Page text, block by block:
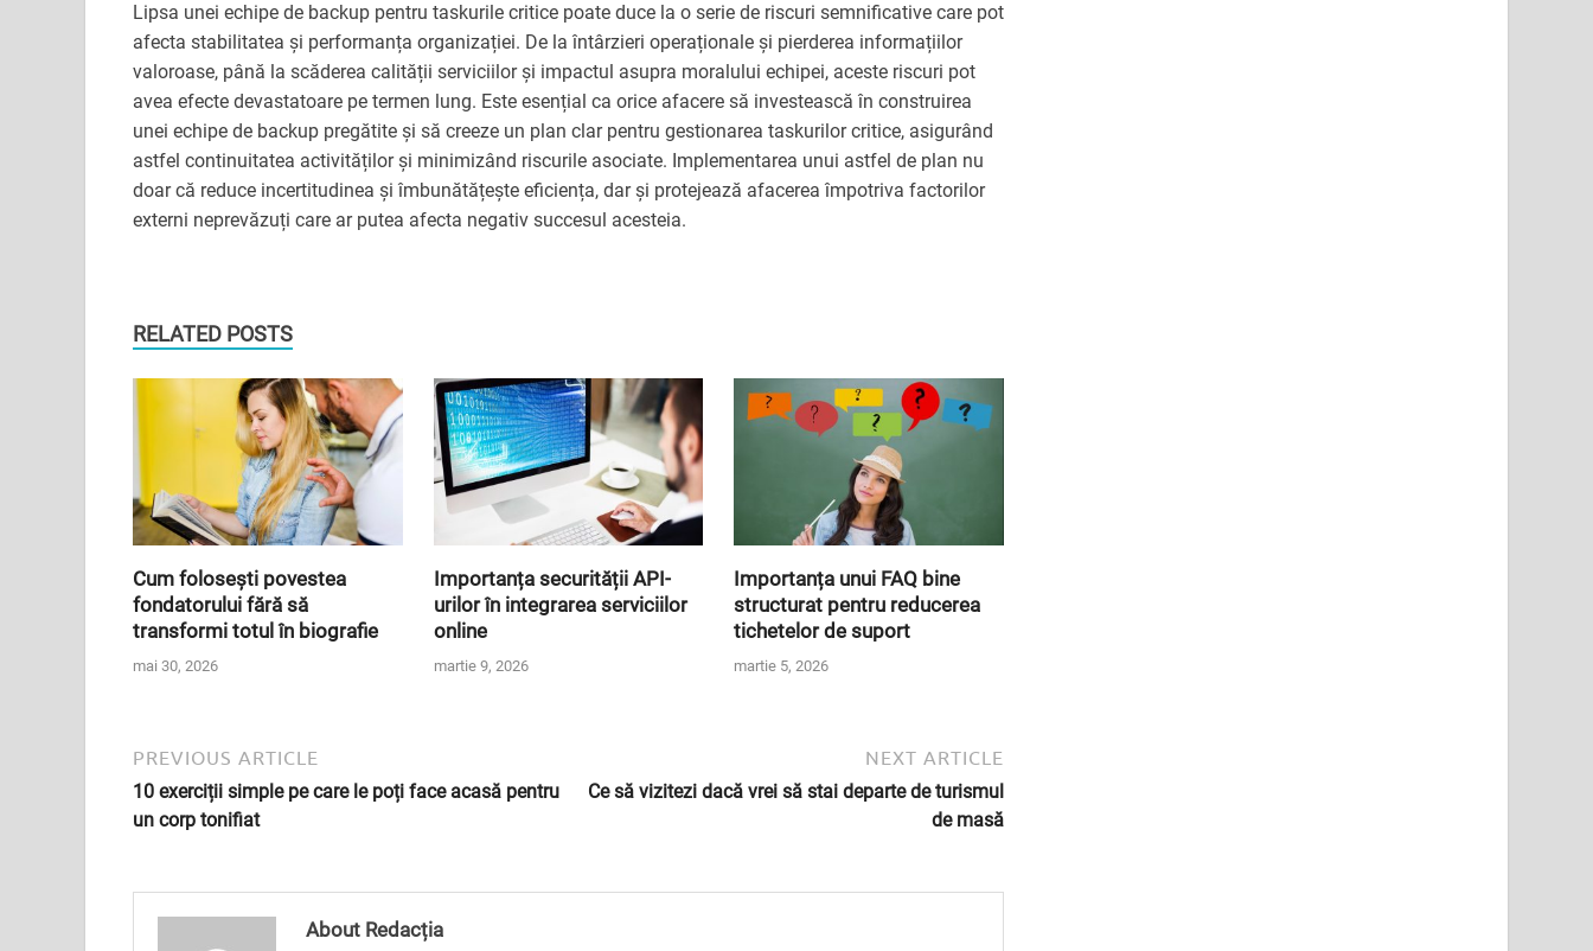
Lipsa unei echipe de backup pentru taskurile critice poate duce la o serie de riscuri semnificative care pot
afecta stabilitatea și performanța organizației. De la întârzieri operaționale și pierderea informațiilor
valoroase, până la scăderea calității serviciilor și impactul asupra moralului echipei, aceste riscuri pot
avea efecte devastatoare pe termen lung. Este esențial ca orice afacere să investească în construirea
unei echipe de backup pregătite și să creeze un plan clar pentru gestionarea taskurilor critice, asigurând
astfel continuitatea activităților și minimizând riscurile asociate. Implementarea unui astfel de plan nu
doar că reduce incertitudinea și îmbunătățește eficiența, dar și protejează afacerea împotriva factorilor
externi neprevăzuți care ar putea afecta negativ succesul acesteia.
RELATED POSTS
Cum folosești povestea
fondatorului fără să
transformi totul în biografie
mai 30, 2026
Importanța securității API-
urilor în integrarea serviciilor
online
martie 9, 2026
Importanța unui FAQ bine
structurat pentru reducerea
tichetelor de suport
martie 5, 2026
PREVIOUS ARTICLE
10 exerciții simple pe care le poți face acasă pentru
un corp tonifiat
NEXT ARTICLE
Ce să vizitezi dacă vrei să stai departe de turismul
de masă
About Redacția